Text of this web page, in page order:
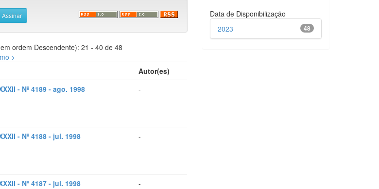
ordem Descendente): 21 - 40 de 48
>
Autor(es)
- Nº 4189 - ago. 1998 -
- Nº 4188 - jul. 1998 -
- Nº 4187 - jul. 1998 -
Data de Disponibilização
48
2023